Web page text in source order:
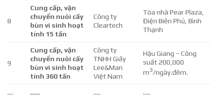
8
Cung cấp, vận
chuyển nuôi cấy
bùn vi sinh hoạt
tính 15 tấn
Công ty
Cleartech
Tòa nhà Pear Plaza,
Điện Biên Phủ, Bình
Thạnh
9
Cung cấp, vận
chuyển nuôi cấy
bùn vi sinh hoạt
tính 360 tấn
Công ty
TNHH Giấy
Lee&Man
Việt Nam
Hậu Giang – Công
suất 200,000
m3/ngày.đêm.
…. ….. ….. …..